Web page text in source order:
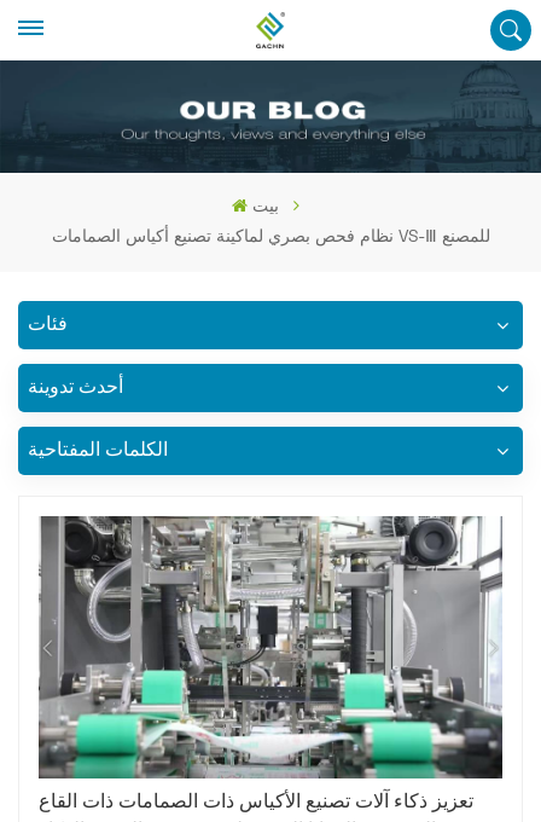
بيت
نظام فحص بصري لماكينة تصنيع أكياس الصمامات VS-Ⅲ للمصنع
فئات
أحدث تدوينة
الكلمات المفتاحية
تعزيز ذكاء آلات تصنيع الأكياس ذات الصمامات ذات القاع